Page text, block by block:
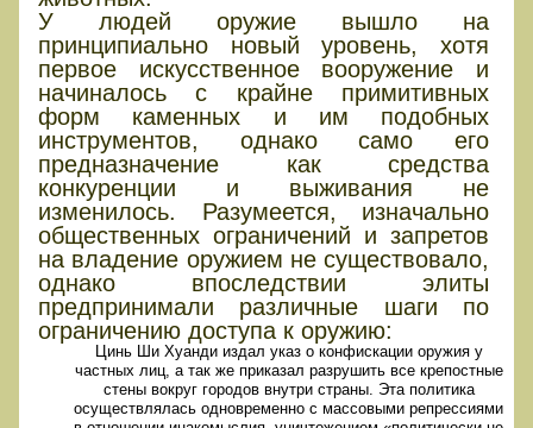
У людей оружие вышло на
принципиально новый уровень, хотя
первое искусственное вооружение и
начиналось с крайне примитивных
форм каменных и им подобных
инструментов, однако само его
предназначение как средства
конкуренции и выживания не
изменилось. Разумеется, изначально
общественных ограничений и запретов
на владение оружием не существовало,
однако впоследствии элиты
предпринимали различные шаги по
ограничению доступа к оружию:
Цинь Ши Хуанди издал указ о конфискации оружия у
частных лиц, а так же приказал разрушить все крепостные
стены вокруг городов внутри страны. Эта политика
осуществлялась одновременно с массовыми репрессиями